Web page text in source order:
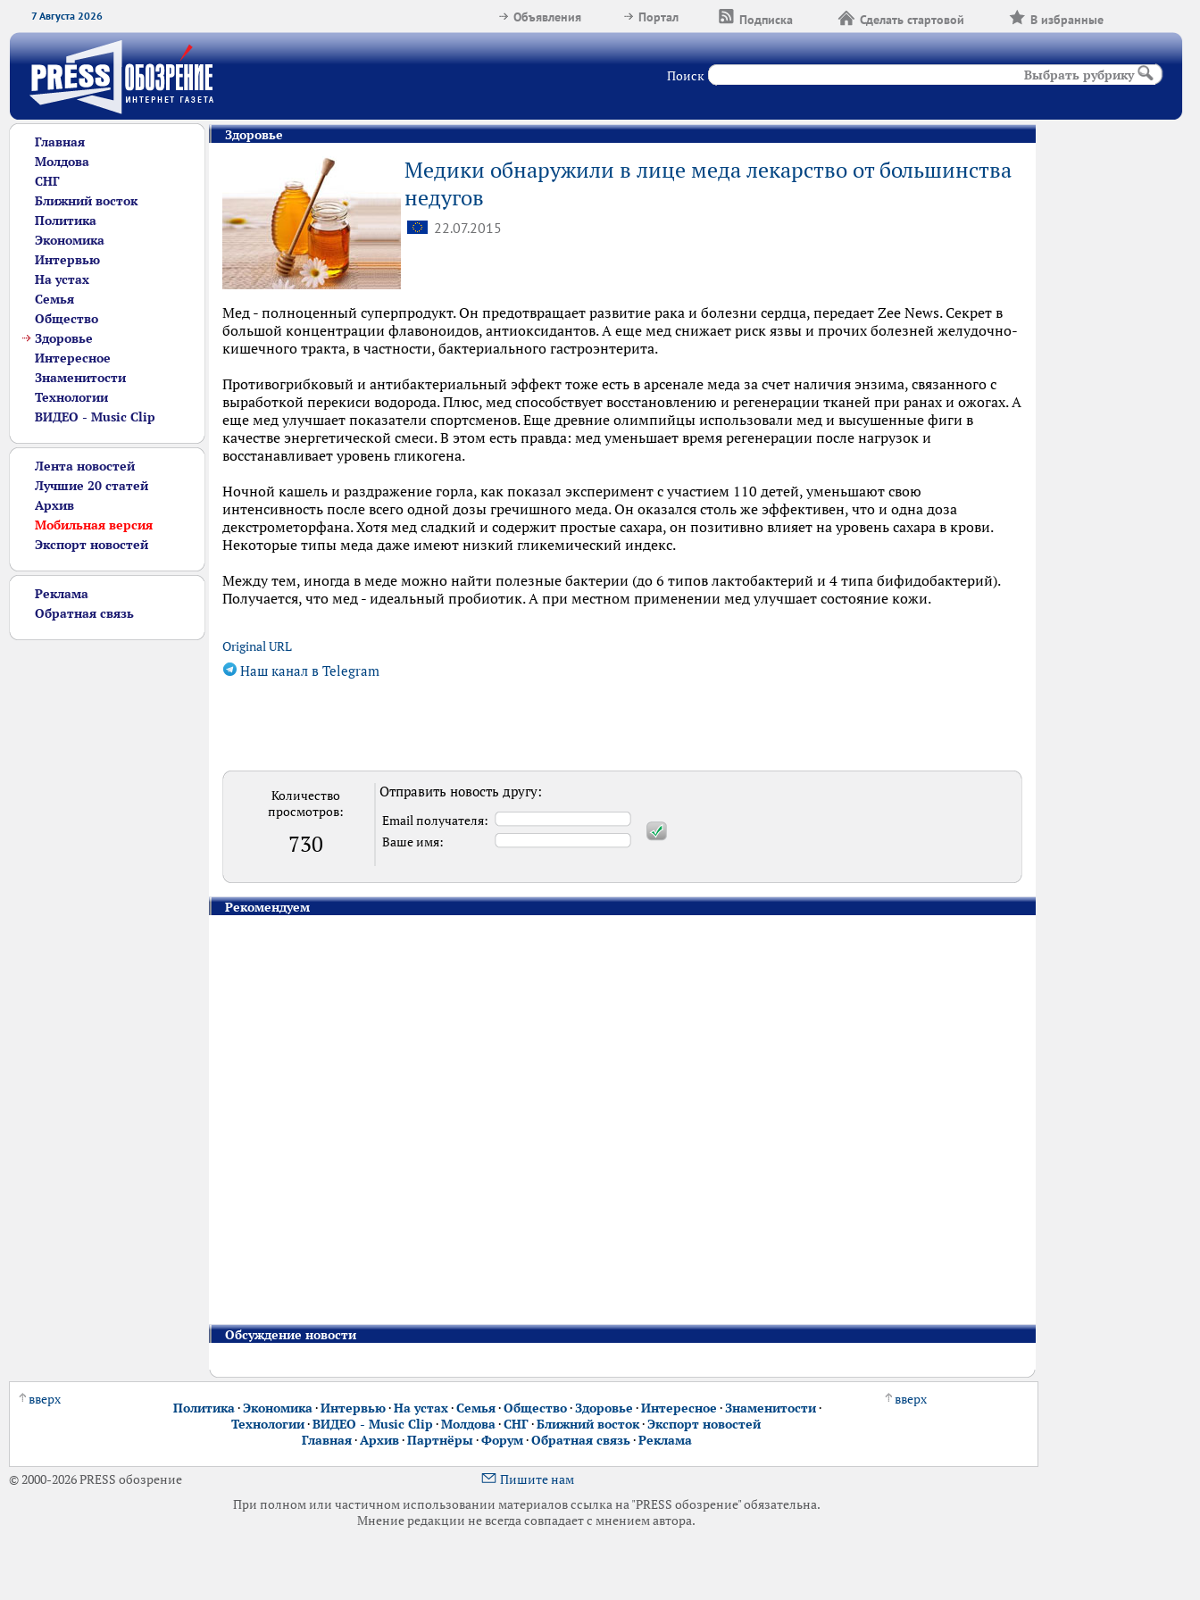
7 Августа 2026 В избранные
Сделать стартовой
Подписка
Портал
Объявления
Поиск Выбрать рубрику
Главная
Молдова
СНГ
Ближний восток
Политика
Экономика
Интервью
На устах
Семья
Общество
Здоровье
Интересное
Знаменитости
Технологии
ВИДЕО - Music Clip
Лента новостей
Лучшие 20 статей
Архив
Мобильная версия
Экспорт новостей
Реклама
Обратная связь
Здоровье
Медики обнаружили в лице меда лекарство от большинства
недугов
22.07.2015
Мед - полноценный суперпродукт. Он предотвращает развитие рака и болезни сердца, передает Zee News. Секрет в
большой концентрации флавоноидов, антиоксидантов. А еще мед снижает риск язвы и прочих болезней желудочно-
кишечного тракта, в частности, бактериального гастроэнтерита.
Противогрибковый и антибактериальный эффект тоже есть в арсенале меда за счет наличия энзима, связанного с
выработкой перекиси водорода. Плюс, мед способствует восстановлению и регенерации тканей при ранах и ожогах. А
еще мед улучшает показатели спортсменов. Еще древние олимпийцы использовали мед и высушенные фиги в
качестве энергетической смеси. В этом есть правда: мед уменьшает время регенерации после нагрузок и
восстанавливает уровень гликогена.
Ночной кашель и раздражение горла, как показал эксперимент с участием 110 детей, уменьшают свою
интенсивность после всего одной дозы гречишного меда. Он оказался столь же эффективен, что и одна доза
декстрометорфана. Хотя мед сладкий и содержит простые сахара, он позитивно влияет на уровень сахара в крови.
Некоторые типы меда даже имеют низкий гликемический индекс.
Между тем, иногда в меде можно найти полезные бактерии (до 6 типов лактобактерий и 4 типа бифидобактерий).
Получается, что мед - идеальный пробиотик. А при местном применении мед улучшает состояние кожи.
Original URL
Наш канал в Telegram
Количество
просмотров:
730
Отправить новость другу:
Email получателя:
Ваше имя:
Рекомендуем
Обсуждение новости
вверх
Политика·Экономика·Интервью·На устах·Семья·Общество·Здоровье ·Интересное ·Знаменитости·
Технологии·ВИДЕО - Music Clip ·Молдова·СНГ·Ближний восток·Экспорт новостей
Главная·Архив·Партнёры·Форум·Обратная связь·Реклама
вверх
© 2000-2026 PRESS обозрение
Пишите нам
При полном или частичном использовании материалов ссылка на "PRESS обозрение" обязательна.
Мнение редакции не всегда совпадает с мнением автора.